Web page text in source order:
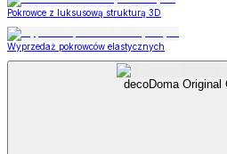
Pokrowce z luksusową strukturą 3D
Wyprzedaż pokrowców elastycznych
decoDoma Original